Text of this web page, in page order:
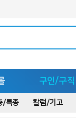
구인/구직
/특종 칼럼/기고